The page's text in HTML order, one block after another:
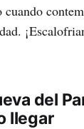
del
llegar